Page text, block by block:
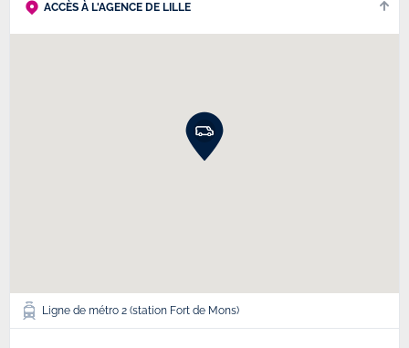
ACCÈS À L'AGENCE DE LILLE
Ligne de métro 2 (station Fort de Mons)